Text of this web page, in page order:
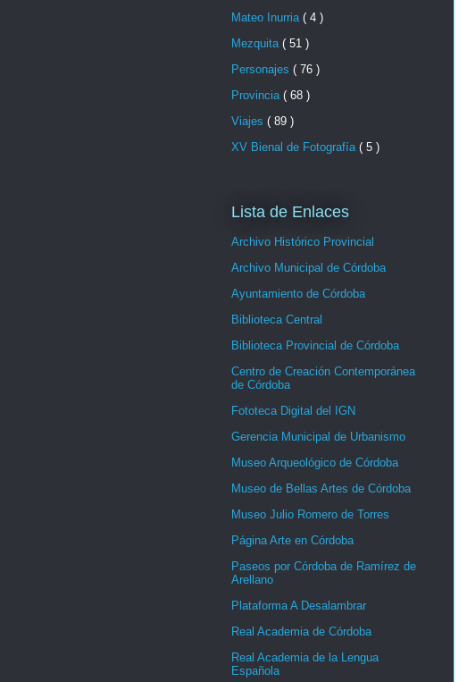
Mateo Inurria ( 4 )
Mezquita ( 51 )
Personajes ( 76 )
Provincia ( 68 )
Viajes ( 89 )
XV Bienal de Fotografía ( 5 )
Lista de Enlaces
Archivo Histórico Provincial
Archivo Municipal de Córdoba
Ayuntamiento de Córdoba
Biblioteca Central
Biblioteca Provincial de Córdoba
Centro de Creación Contemporánea
de Córdoba
Fototeca Digital del IGN
Gerencia Municipal de Urbanismo
Museo Arqueológico de Córdoba
Museo de Bellas Artes de Córdoba
Museo Julio Romero de Torres
Página Arte en Córdoba
Paseos por Córdoba de Ramírez de
Arellano
Plataforma A Desalambrar
Real Academia de Córdoba
Real Academia de la Lengua
Española